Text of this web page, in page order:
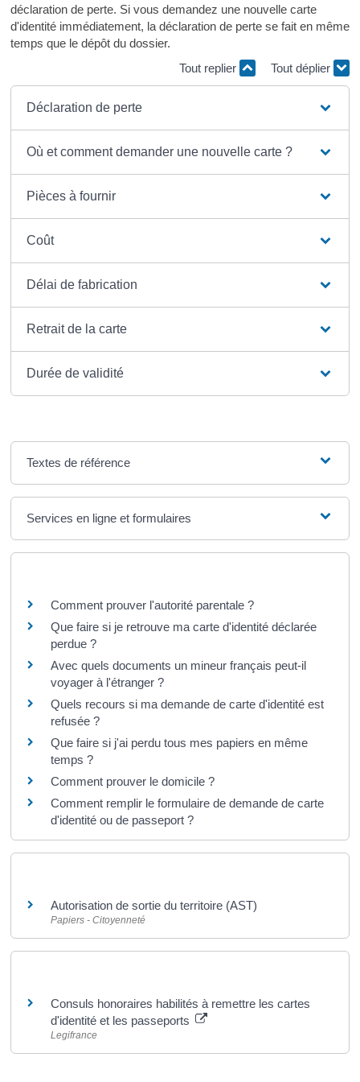
déclaration de perte. Si vous demandez une nouvelle carte
d'identité immédiatement, la déclaration de perte se fait en même
temps que le dépôt du dossier.
Tout replier
Tout déplier
Déclaration de perte
Où et comment demander une nouvelle carte ?
Pièces à fournir
Coût
Délai de fabrication
Retrait de la carte
Durée de validité
Textes de référence
Services en ligne et formulaires
Comment prouver l'autorité parentale ?
Que faire si je retrouve ma carte d'identité déclarée
perdue ?
Avec quels documents un mineur français peut-il
voyager à l'étranger ?
Quels recours si ma demande de carte d'identité est
refusée ?
Que faire si j'ai perdu tous mes papiers en même
temps ?
Comment prouver le domicile ?
Comment remplir le formulaire de demande de carte
d'identité ou de passeport ?
Autorisation de sortie du territoire (AST)
Papiers - Citoyenneté
Consuls honoraires habilités à remettre les cartes
d'identité et les passeports
Legifrance